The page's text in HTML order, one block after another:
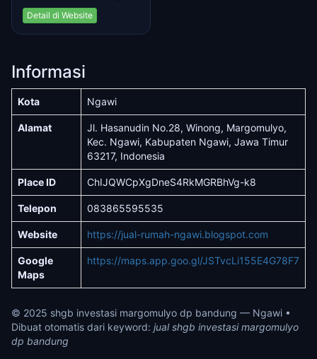
Detail di Website
Informasi
Kota Ngawi
Alamat
Jl. Hasanudin No.28, Winong, Margomulyo,
Kec. Ngawi, Kabupaten Ngawi, Jawa Timur
63217, Indonesia
Place ID ChIJQWCpXgDneS4RkMGRBhVg-k8
Telepon 083865595535
Website https://jual-rumah-ngawi.blogspot.com
Google
Maps
https://maps.app.goo.gl/JSTvcLi155E4G78F7
© 2025 shgb investasi margomulyo dp bandung — Ngawi •
Dibuat otomatis dari keyword: jual shgb investasi margomulyo
dp bandung